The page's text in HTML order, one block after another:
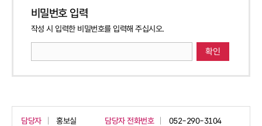
비밀번호 입력
작성 시 입력한 비밀번호를 입력해 주십시오.
담당자 홍보실 담당자 전화번호
052-290-3104